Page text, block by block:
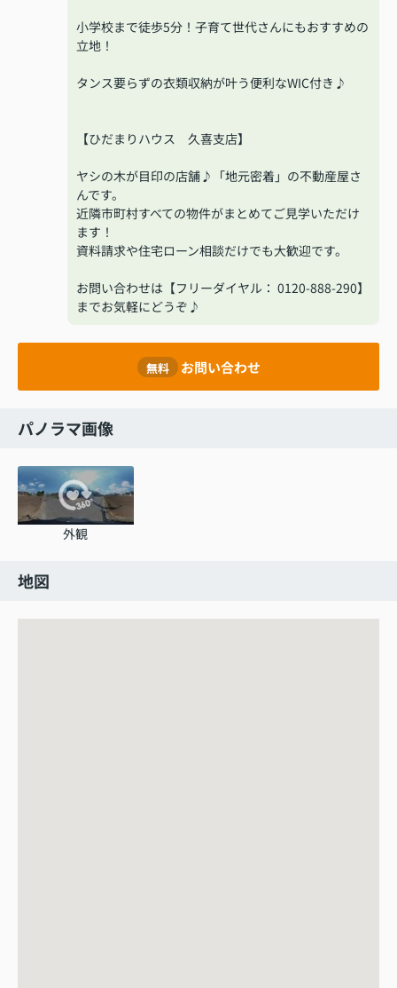
小学校まで徒歩5分！子育て世代さんにもおすすめの
立地！
タンス要らずの衣類収納が叶う便利なWIC付き♪
【ひだまりハウス 久喜支店】
ヤシの木が目印の店舗♪「地元密着」の不動産屋さ
んです。
近隣市町村すべての物件がまとめてご見学いただけ
ます！
資料請求や住宅ローン相談だけでも大歓迎です。
お問い合わせは【フリーダイヤル： 0120-888-290】
までお気軽にどうぞ♪
無料 お問い合わせ
パノラマ画像
外観
地図